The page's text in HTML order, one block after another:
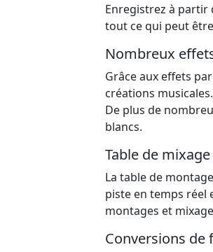
Enregistrez à partir
tout ce qui peut
Nombreux
Grâce aux effets
créations musicales.
De plus de
blancs.
Table de
La table de
piste en temps réel
montages et
Conversions de